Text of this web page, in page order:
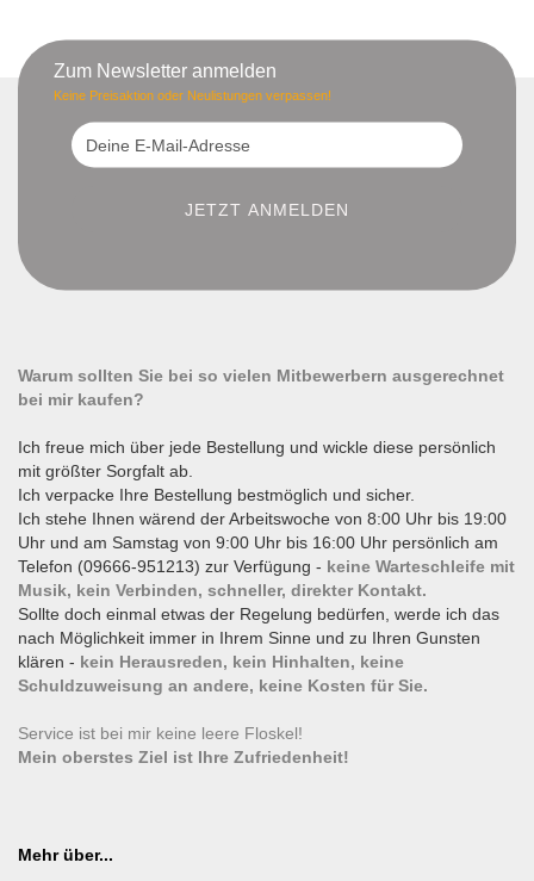
Zum Newsletter anmelden
Keine Preisaktion oder Neulistungen verpassen!
Warum sollten Sie bei so vielen Mitbewerbern ausgerechnet
bei mir kaufen?
Ich freue mich über jede Bestellung und wickle diese persönlich
mit größter Sorgfalt ab.
Ich verpacke Ihre Bestellung bestmöglich und sicher.
Ich stehe Ihnen wärend der Arbeitswoche von 8:00 Uhr bis 19:00
Uhr und am Samstag von 9:00 Uhr bis 16:00 Uhr persönlich am
Telefon (09666-951213) zur Verfügung - keine Warteschleife mit
Musik, kein Verbinden, schneller, direkter Kontakt.
Sollte doch einmal etwas der Regelung bedürfen, werde ich das
nach Möglichkeit immer in Ihrem Sinne und zu Ihren Gunsten
klären - kein Herausreden, kein Hinhalten, keine
Schuldzuweisung an andere, keine Kosten für Sie.
Service ist bei mir keine leere Floskel!
Mein oberstes Ziel ist Ihre Zufriedenheit!
Mehr über...